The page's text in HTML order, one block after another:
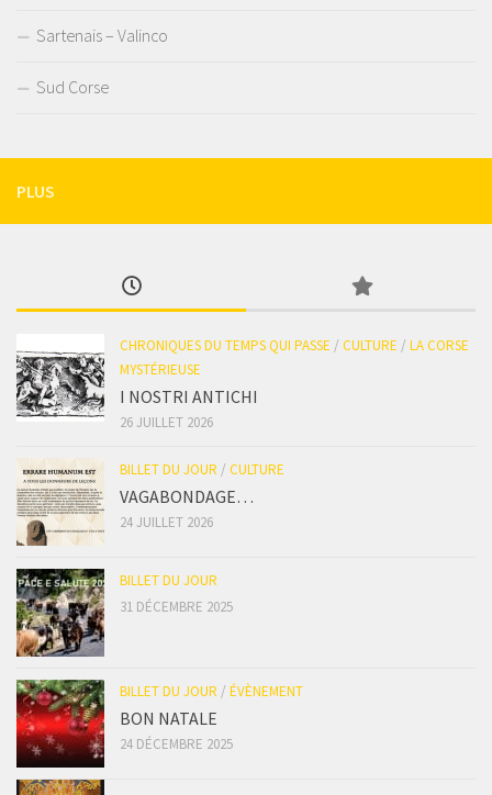
Sartenais – Valinco
Sud Corse
PLUS
CHRONIQUES DU TEMPS QUI PASSE / CULTURE / LA CORSE
MYSTÉRIEUSE
I NOSTRI ANTICHI
26 JUILLET 2026
BILLET DU JOUR / CULTURE
VAGABONDAGE…
24 JUILLET 2026
BILLET DU JOUR
31 DÉCEMBRE 2025
BILLET DU JOUR / ÉVÈNEMENT
BON NATALE
24 DÉCEMBRE 2025